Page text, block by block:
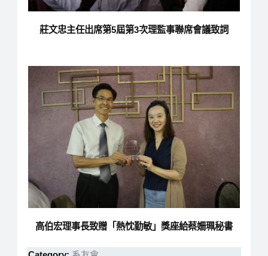
莊文忠主任出席第5屆第3次理監事聯席會議致詞
高伯宏理事長致贈「熱忱勤敏」獎座給蔡姍珮秘書